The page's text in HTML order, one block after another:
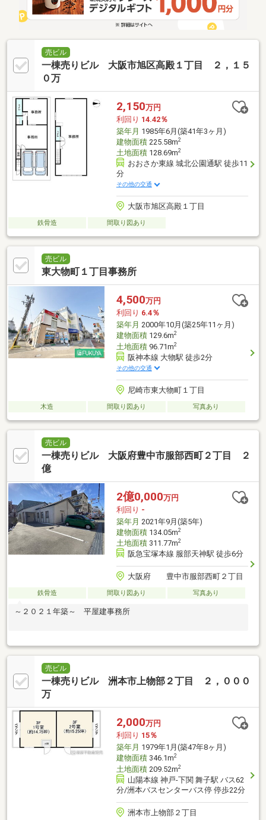
売ビル
一棟売りビル 大阪市旭区高殿１丁目 ２，１５
０万
2,150万円
利回り 14.42％
築年月 1985年6月(築41年3ヶ月)
建物面積225.58m2
土地面積128.69m2
おおさか東線 城北公園通駅 徒歩11
分
その他の交通
大阪市旭区高殿１丁目
鉄骨造 間取り図あり
売ビル
東大物町１丁目事務所
4,500万円
利回り 6.4％
築年月 2000年10月(築25年11ヶ月)
建物面積129.6m2
土地面積96.71m2
阪神本線 大物駅 徒歩2分
その他の交通
尼崎市東大物町１丁目
木造 間取り図あり 写真あり
売ビル
一棟売りビル 大阪府豊中市服部西町２丁目 ２
億
2億0,000万円
利回り -
築年月 2021年9月(築5年)
建物面積134.05m2
土地面積311.77m2
阪急宝塚本線 服部天神駅 徒歩6分
大阪府 豊中市服部西町２丁目
鉄骨造 間取り図あり 写真あり
～２０２１年築～ 平屋建事務所
売ビル
一棟売りビル 洲本市上物部２丁目 ２，０００
万
2,000万円
利回り 15％
築年月 1979年1月(築47年8ヶ月)
建物面積346.1m2
土地面積209.52m2
山陽本線 神戸-下関 舞子駅 バス62
分/洲本バスセンターバス停 停歩22分
洲本市上物部２丁目